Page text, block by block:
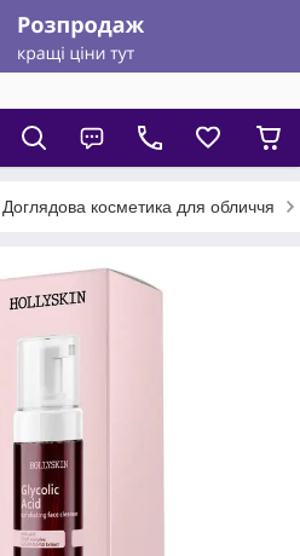
Доглядова косметика для обличчя